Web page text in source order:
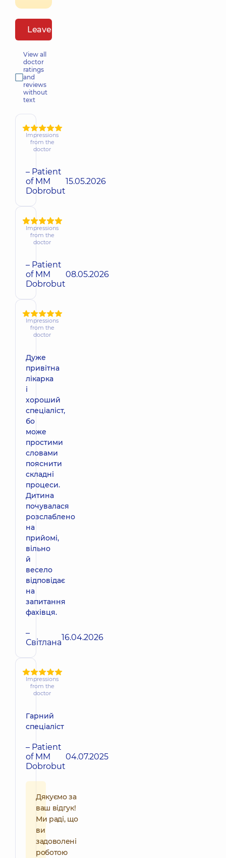
Leave a review
View all
doctor
ratings
and
reviews
without
text
Impressions
from the
doctor
– Patient
of MM
Dobrobut
15.05.2026
Impressions
from the
doctor
– Patient
of MM
Dobrobut
08.05.2026
Impressions
from the
doctor
Дуже
привітна
лікарка
і
хороший
спеціаліст,
бо
може
простими
словами
пояснити
складні
процеси.
Дитина
почувалася
розслаблено
на
прийомі,
вільно
й
весело
відповідає
на
запитання
фахівця.
–
Світлана16.04.2026
Impressions
from the
doctor
Гарний
спеціаліст
– Patient
of MM
Dobrobut
04.07.2025
Дякуємо за
ваш відгук!
Ми раді, що
ви
задоволені
роботою